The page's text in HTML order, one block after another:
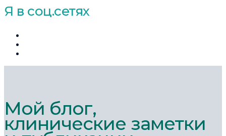
Я в соц.сетях
Мой блог,
клинические заметки